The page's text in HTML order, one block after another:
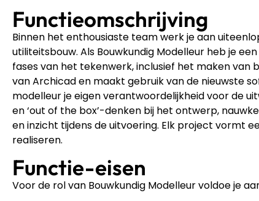
Functieomschrijving
Binnen het enthousiaste team werk je aan
utiliteitsbouw. Als Bouwkundig Modelleur heb je
fases van het tekenwerk, inclusief het maken
van Archicad en maakt gebruik van de nieuwste
modelleur je eigen verantwoordelijkheid voor de
en ‘out of the box’-denken bij het ontwerp,
en inzicht tijdens de uitvoering. Elk project vormt
realiseren.
Functie-eisen
Voor de rol van Bouwkundig Modelleur voldoe je